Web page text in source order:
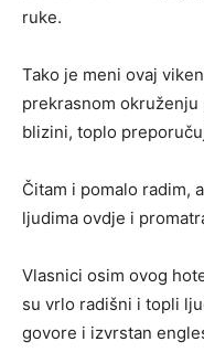
ruke.
Tako je meni ovaj
prekrasnom okruženju
blizini, toplo
Čitam i pomalo radim,
ljudima ovdje i
Vlasnici osim ovog
su vrlo radišni i topli
govore i izvrstan